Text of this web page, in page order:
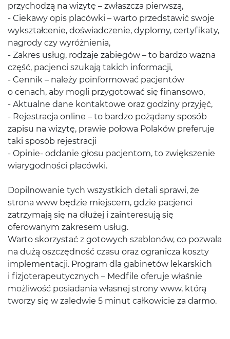
przychodzą na wizytę – zwłaszcza pierwszą,
- Ciekawy opis placówki – warto przedstawić swoje
wykształcenie, doświadczenie, dyplomy, certyfikaty,
nagrody czy wyróżnienia,
- Zakres usług, rodzaje zabiegów – to bardzo ważna
część, pacjenci szukają takich informacji,
- Cennik – należy poinformować pacjentów
o cenach, aby mogli przygotować się finansowo,
- Aktualne dane kontaktowe oraz godziny przyjęć,
- Rejestracja online – to bardzo pożądany sposób
zapisu na wizytę, prawie połowa Polaków preferuje
taki sposób rejestracji
- Opinie- oddanie głosu pacjentom, to zwiększenie
wiarygodności placówki.
Dopilnowanie tych wszystkich detali sprawi, że
strona www będzie miejscem, gdzie pacjenci
zatrzymają się na dłużej i zainteresują się
oferowanym zakresem usług.
Warto skorzystać z gotowych szablonów, co pozwala
na dużą oszczędność czasu oraz ogranicza koszty
implementacji. Program dla gabinetów lekarskich
i fizjoterapeutycznych – Medfile oferuje właśnie
możliwość posiadania własnej strony www, którą
tworzy się w zaledwie 5 minut całkowicie za darmo.